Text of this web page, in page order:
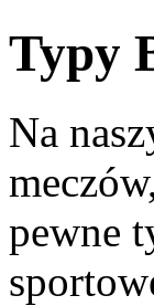
Typy
Na
pewne